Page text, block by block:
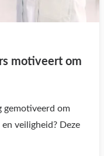
motiveert om
gemotiveerd om
veiligheid? Deze